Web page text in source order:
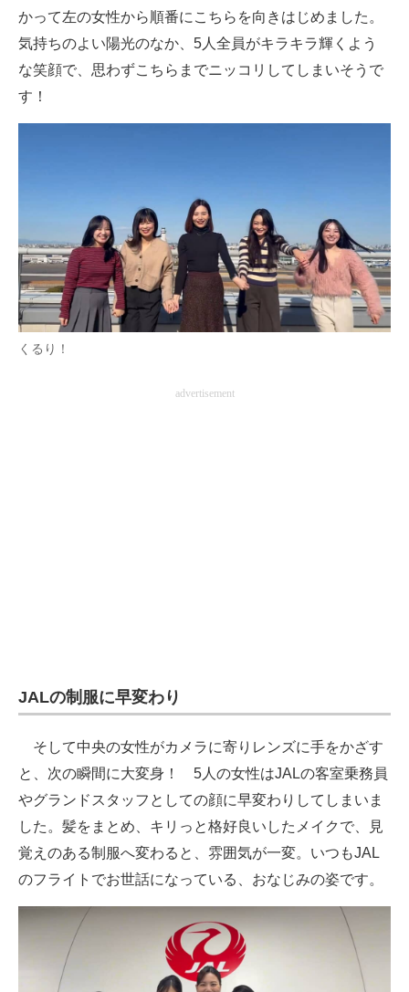
かって左の女性から順番にこちらを向きはじめました。
気持ちのよい陽光のなか、5人全員がキラキラ輝くよう
な笑顔で、思わずこちらまでニッコリしてしまいそうで
す！
くるり！
advertisement
JALの制服に早変わり
そして中央の女性がカメラに寄りレンズに手をかざす
と、次の瞬間に大変身！ 5人の女性はJALの客室乗務員
やグランドスタッフとしての顔に早変わりしてしまいま
した。髪をまとめ、キリっと格好良いしたメイクで、見
覚えのある制服へ変わると、雰囲気が一変。いつもJAL
のフライトでお世話になっている、おなじみの姿です。